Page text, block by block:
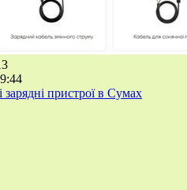
зарядні пристрої в Сумах